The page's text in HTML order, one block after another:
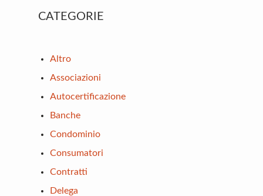
Primary
CATEGORIE
Altro
Associazioni
Autocertificazione
Banche
Condominio
Consumatori
Contratti
Delega